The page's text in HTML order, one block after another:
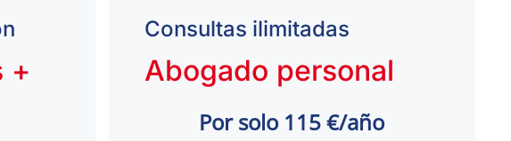
+
Consultas ilimitadas
Abogado personal
Por solo 115 €/año